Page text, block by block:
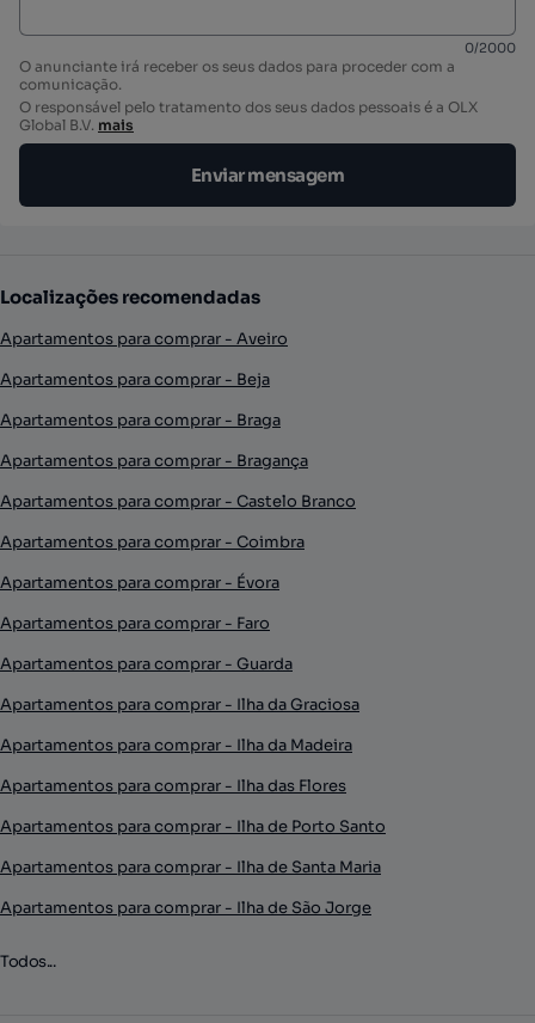
0/2000
O anunciante irá receber os seus dados para proceder com a
comunicação.
O responsável pelo tratamento dos seus dados pessoais é a OLX
Global B.V. mais
Enviar mensagem
Localizações recomendadas
Apartamentos para comprar - Aveiro
Apartamentos para comprar - Beja
Apartamentos para comprar - Braga
Apartamentos para comprar - Bragança
Apartamentos para comprar - Castelo Branco
Apartamentos para comprar - Coimbra
Apartamentos para comprar - Évora
Apartamentos para comprar - Faro
Apartamentos para comprar - Guarda
Apartamentos para comprar - Ilha da Graciosa
Apartamentos para comprar - Ilha da Madeira
Apartamentos para comprar - Ilha das Flores
Apartamentos para comprar - Ilha de Porto Santo
Apartamentos para comprar - Ilha de Santa Maria
Apartamentos para comprar - Ilha de São Jorge
Todos...